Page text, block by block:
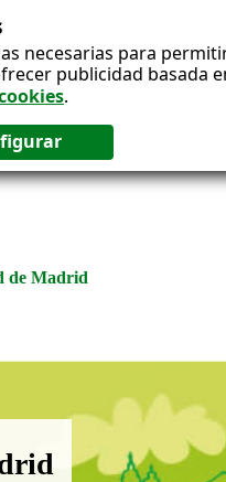
necesarias para
publicidad basada
.
de Madrid
de Madrid